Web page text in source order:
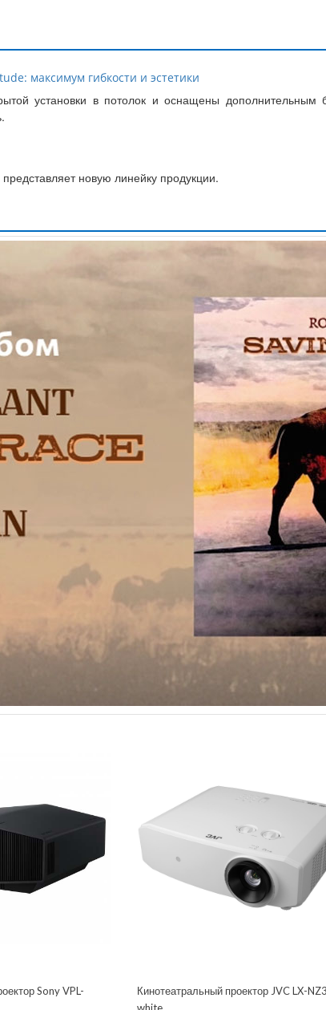
максимум гибкости и эстетики
установки в потолок и оснащены дополнительным
новую линейку продукции.
Sony VPL-
Кинотеатральный проектор JVC LX-